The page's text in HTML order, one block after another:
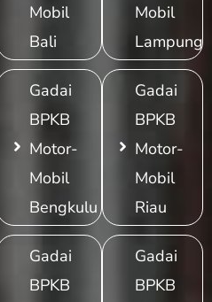
Mobil
Bali
Gadai
BPKB
Motor-
Mobil
Bengkulu
Gadai
BPKB
Mobil
Lampung
Gadai
BPKB
Motor-
Mobil
Riau
Gadai
BPKB